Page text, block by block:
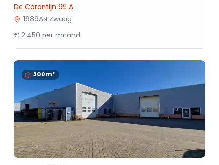
De Corantijn 99 A
1689AN Zwaag
€ 2.450 per maand
300m²